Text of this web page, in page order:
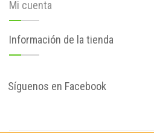
Mi cuenta
Información de la tienda
Síguenos en Facebook